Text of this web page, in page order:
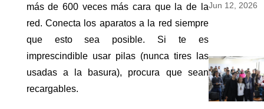
más de 600 veces más cara que la de la
red. Conecta los aparatos a la red siempre
que esto sea posible. Si te es
imprescindible usar pilas (nunca tires las
usadas a la basura), procura que sean
recargables.
Jun 12, 2026